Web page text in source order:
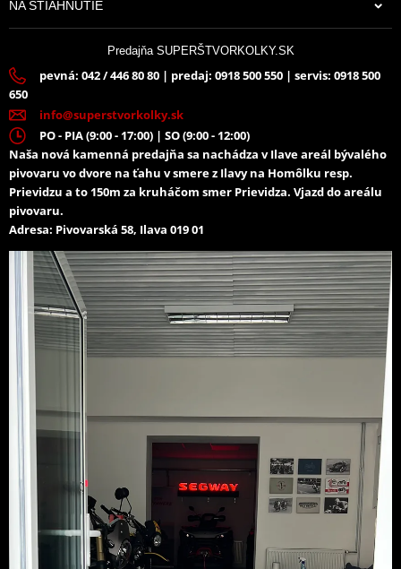
NA STIAHNUTIE
Predajňa SUPERŠTVORKOLKY.SK
pevná: 042 / 446 80 80 | predaj: 0918 500 550 | servis: 0918 500
650
info@superstvorkolky.sk
PO - PIA (9:00 - 17:00) | SO (9:00 - 12:00)
Naša nová kamenná predajňa sa nachádza v Ilave areál bývalého
pivovaru vo dvore na ťahu v smere z Ilavy na Homôlku resp.
Prievidzu a to 150m za kruháčom smer Prievidza. Vjazd do areálu
pivovaru.
Adresa: Pivovarská 58, Ilava 019 01